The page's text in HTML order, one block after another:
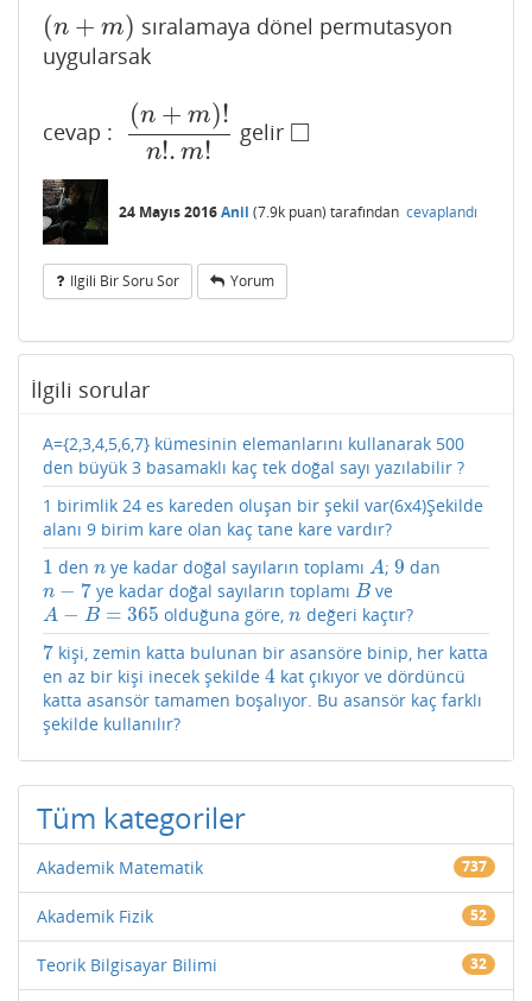
(n + m)
(n+ m
sıralamaya dönel permutasyon
uygularsak
cevap :
(n + m)!
n!. m!
(n+m)!n!.m gelir □
◻
24 Mayıs 2016Anil (7.9k puan) tarafından cevaplandı
Ilgili Bir Soru Sor Yorum
İlgili sorular
A={2,3,4,5,6,7} kümesinin elemanlarını kullanarak 500
den büyük 3 basamaklı kaç tek doğal sayı yazılabilir ?
1 birimlik 24 es kareden oluşan bir şekil var(6x4)Şekilde
alanı 9 birim kare olan kaç tane kare vardır?
1
1 den n
n ye kadar doğal sayıların toplamıA
A ;9
9 dan
n − 7
n−7 ye kadar doğal sayıların toplamıB
B ve
A − B = 365
A− B= 365 olduğuna göre,n
n değeri kaçtır?
7
7kişi, zemin katta bulunan bir asansöre binip, her katta
en az bir kişi inecek şekilde 4
4kat çıkıyor ve dördüncü
katta asansör tamamen boşalıyor. Bu asansör kaç farklı
şekilde kullanılır?
Tüm kategoriler
Akademik Matematik 737
Akademik Fizik 52
Teorik Bilgisayar Bilimi 32